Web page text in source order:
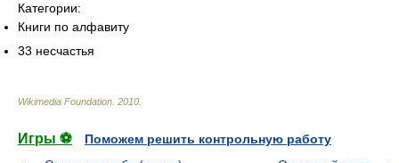
Категории:
Книги по алфавиту
33 несчастья
Wikimedia Foundation 2010
Игры ⚽
Поможем решить контрольную работу